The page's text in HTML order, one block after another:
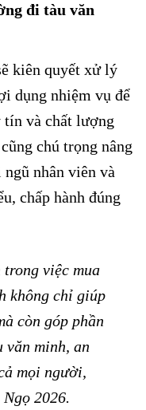
đi tàu văn
kiên quyết xử lý
dụng nhiệm vụ để
tín và chất lượng
chú trọng nâng
nhân viên và
chấp hành đúng
trong việc mua
không chỉ giúp
còn góp phần
minh, an
mọi người,
2026.